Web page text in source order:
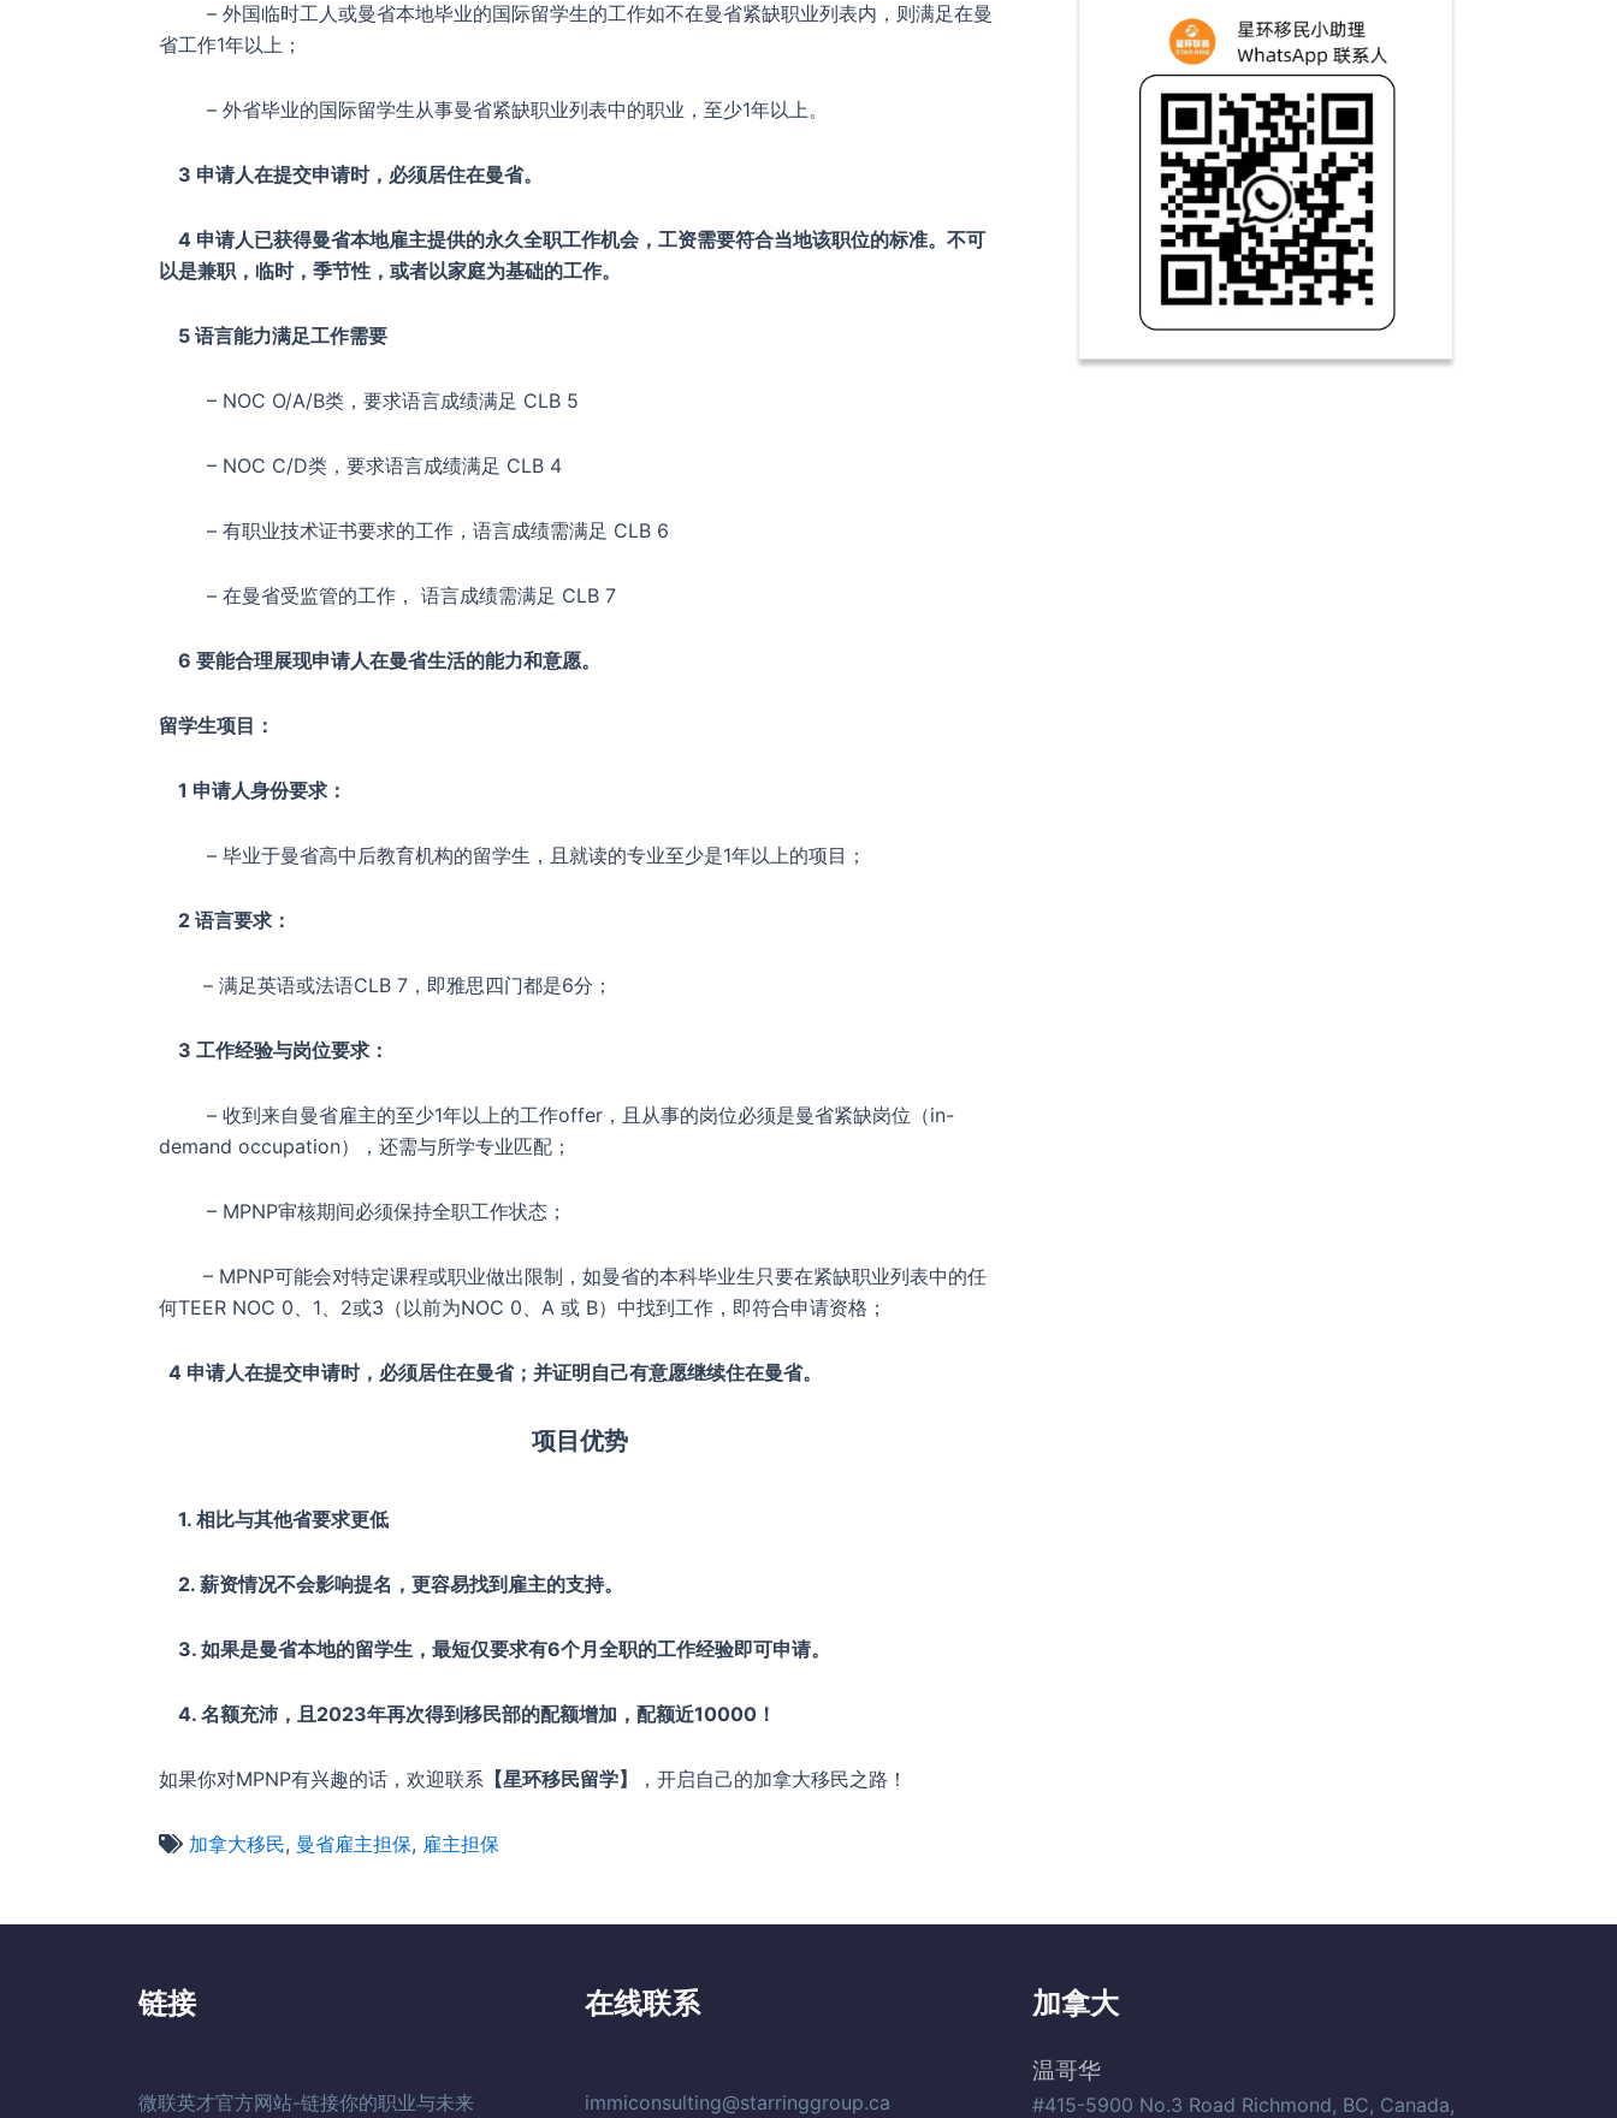
– 外国临时工人或曼省本地毕业的国际留学生的工作如不在曼省紧缺职业列表内，则满足在曼
省工作1年以上；
– 外省毕业的国际留学生从事曼省紧缺职业列表中的职业，至少1年以上。
3 申请人在提交申请时，必须居住在曼省。
4 申请人已获得曼省本地雇主提供的永久全职工作机会，工资需要符合当地该职位的标准。不可
以是兼职，临时，季节性，或者以家庭为基础的工作。
5 语言能力满足工作需要
– NOC O/A/B类，要求语言成绩满足 CLB 5
– NOC C/D类，要求语言成绩满足 CLB 4
– 有职业技术证书要求的工作，语言成绩需满足 CLB 6
– 在曼省受监管的工作， 语言成绩需满足 CLB 7
6 要能合理展现申请人在曼省生活的能力和意愿。
留学生项目：
1 申请人身份要求：
– 毕业于曼省高中后教育机构的留学生，且就读的专业至少是1年以上的项目；
2 语言要求：
– 满足英语或法语CLB 7，即雅思四门都是6分；
3 工作经验与岗位要求：
– 收到来自曼省雇主的至少1年以上的工作offer，且从事的岗位必须是曼省紧缺岗位（in-
demand occupation），还需与所学专业匹配；
– MPNP审核期间必须保持全职工作状态；
– MPNP可能会对特定课程或职业做出限制，如曼省的本科毕业生只要在紧缺职业列表中的任
何TEER NOC 0、1、2或3（以前为NOC 0、A 或 B）中找到工作，即符合申请资格；
4 申请人在提交申请时，必须居住在曼省；并证明自己有意愿继续住在曼省。
项目优势
1. 相比与其他省要求更低
2. 薪资情况不会影响提名，更容易找到雇主的支持。
3. 如果是曼省本地的留学生，最短仅要求有6个月全职的工作经验即可申请。
4. 名额充沛，且2023年再次得到移民部的配额增加，配额近10000！
如果你对MPNP有兴趣的话，欢迎联系 【星环移民留学】 ，开启自己的加拿大移民之路！
加拿大移民, 曼省雇主担保, 雇主担保
链接
微联英才官方网站-链接你的职业与未来
在线联系
immiconsulting@starringgroup.ca
加拿大
温哥华
#415-5900 No.3 Road Richmond, BC, Canada,